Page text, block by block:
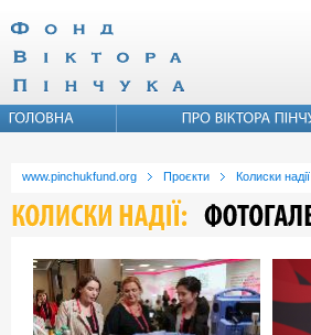
www.pinchukfund.org Проєкти Колиски надії